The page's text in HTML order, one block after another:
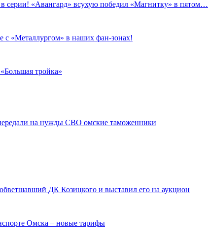
серии! «Авангард» всухую победил «Магнитку» в пятом…
с «Металлургом» в наших фан-зонах!
тройка»
на нужды СВО омские таможенники
ДК Козицкого и выставил его на аукцион
Омска – новые тарифы